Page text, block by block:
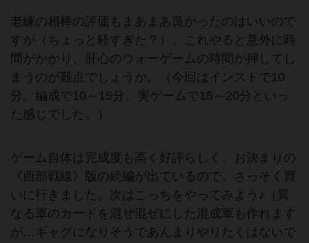
老練の相棒の評価もまあまあ良かったのはいいので
すが（ちょっと軽すぎた？）、これやると意外に時
間がかかり、肝心のウォーゲームの時間が押してし
まうのが難点でしょうか。（今回はインストで10
分、編成で10～15分、実ゲームで15～20分といっ
た感じでした。）
ゲーム自体は完成度も高く好評らしく、お決まりの
《西部戦線》版の続編が出ているので、さっそく買
いに行きました。次はこっちをやってみよう♪（異
なる軍のカードを混ぜ混ぜにした混成軍も作れます
が…ギャグになりそうであんまりやりたくはないで